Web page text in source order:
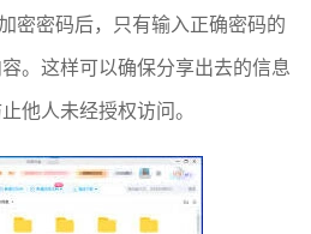
密密码后，只有输入正确密码的
。这样可以确保分享出去的信息
他人未经授权访问。